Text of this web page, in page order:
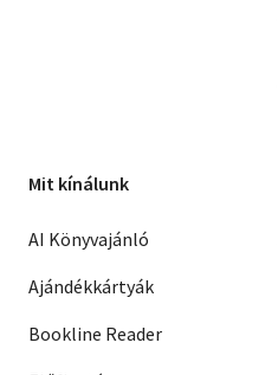
Mit kínálunk
AI Könyvajánló
Ajándékkártyák
Bookline Reader